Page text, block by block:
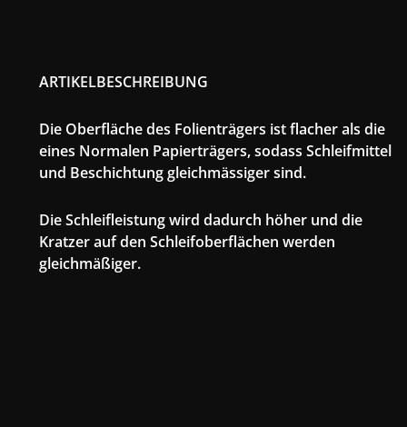
ARTIKELBESCHREIBUNG
Die Oberfläche des Folienträgers ist flacher als die
eines Normalen Papierträgers, sodass Schleifmittel
und Beschichtung gleichmässiger sind.
Die Schleifleistung wird dadurch höher und die
Kratzer auf den Schleifoberflächen werden
gleichmäßiger.